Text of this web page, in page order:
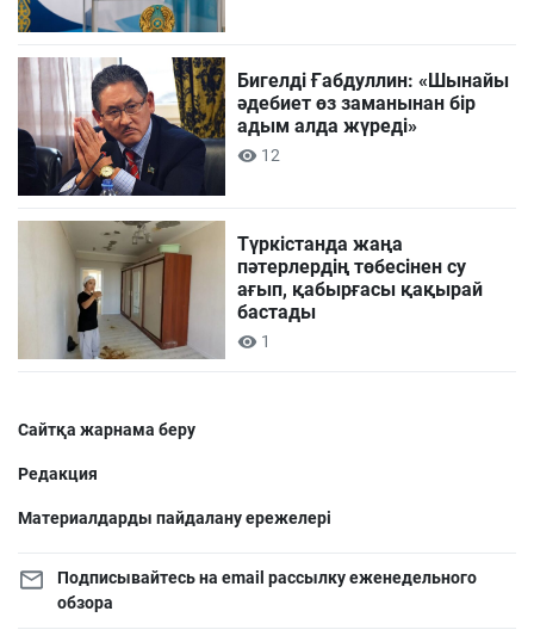
Бигелді Ғабдуллин: «Шынайы
әдебиет өз заманынан бір
адым алда жүреді»
12
Түркістанда жаңа
пәтерлердің төбесінен су
ағып, қабырғасы қақырай
бастады
1
Сайтқа жарнама беру
Редакция
Материалдарды пайдалану ережелері
Подписывайтесь на email рассылку еженедельного
обзора